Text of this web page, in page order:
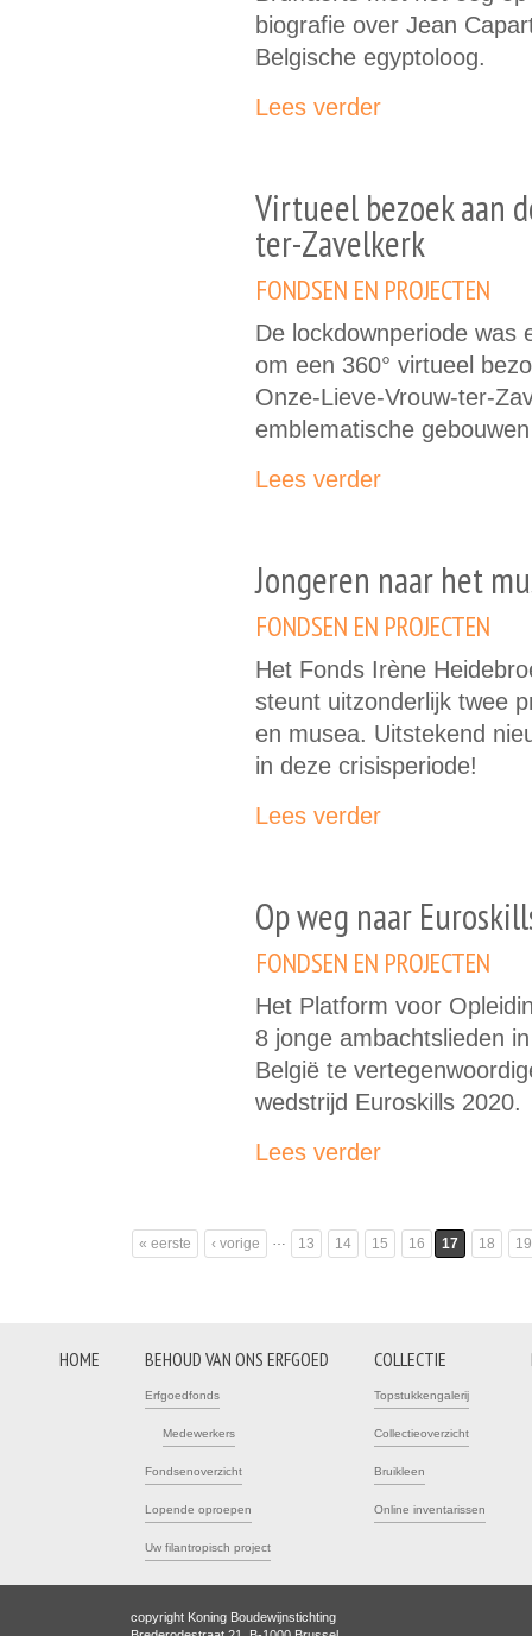
biografie over Jean
Belgische egyptoloog.
Lees verder
Virtueel bezoek aan
ter-Zavelkerk
FONDSEN EN PROJECTEN
De lockdownperiode was
om een 360° virtueel
Onze-Lieve-Vrouw-ter-
emblematische
Lees verder
Jongeren naar het
FONDSEN EN PROJECTEN
Het Fonds Irène
steunt uitzonderlijk twee
en musea. Uitstekend
in deze crisisperiode!
Lees verder
Op weg naar
FONDSEN EN PROJECTEN
Het Platform voor
8 jonge ambachtslieden
België te
wedstrijd Euroskills 2020.
Lees verder
« eerste ‹ vorige 13 14 15 16 17 18 19
HOME BEHOUD VAN ONS ERFGOED
Erfgoedfonds
Medewerkers
Fondsenoverzicht
Lopende oproepen
Uw filantropisch project
COLLECTIE
Topstukkengalerij
Collectieoverzicht
Bruikleen
Online inventarissen
copyright Koning Boudewijnstichting